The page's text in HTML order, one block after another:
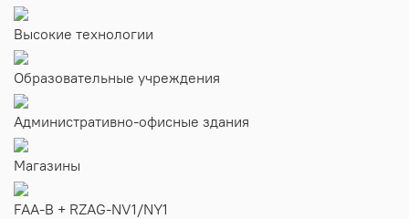
Высокие технологии
Образовательные учреждения
Административно-офисные здания
Магазины
FAA-B + RZAG-NV1/NY1